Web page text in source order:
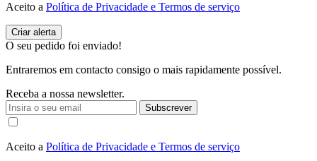
Aceito a Política de Privacidade e Termos de serviço
O seu pedido foi enviado!
Entraremos em contacto consigo o mais rapidamente possível.
Receba a nossa newsletter.
Subscrever
Aceito a Política de Privacidade e Termos de serviço